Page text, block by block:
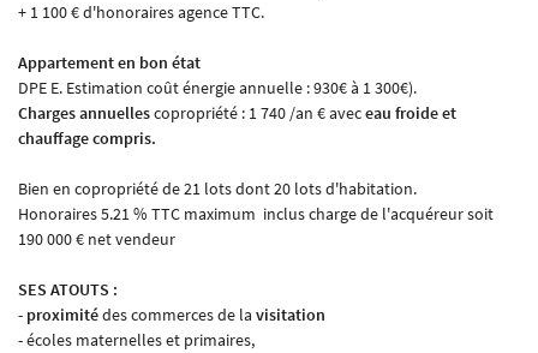
En cochant cette case, vous consentez à recevoir nos propositions commerciales à l'adresse
email indiqué ci-dessus. Vous pouvez vous désinscrire à tout moment en utilisant
Inscription
+ 1 100 € d'honoraires agence TTC.
Appartement en bon état
DPE E. Estimation coût énergie annuelle : 930€ à 1 300€).
Charges annuellescopropriété : 1 740 /an € aveceau froide et
chauffage compris.
Bien en copropriété de 21 lots dont 20 lots d'habitation.
Honoraires 5.21 % TTC maximum inclus charge de l'acquéreur soit
190 000 € net vendeur
SES ATOUTS :
- proximitédes commerces de la visitation
- écoles maternelles et primaires,